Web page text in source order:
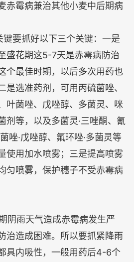
赤霉病兼治其他小麦中后期病
要抓好以下三个关键：一是
盛花期这5-7天是赤霉病防治
个最佳时期，以后多次用药也
是选准药剂，可用丙硫菌唑、
叶菌唑、戊唑醇、多菌灵、咪
剂等，以及多菌灵·三唑酮、氰
唑·戊唑醇、氟环唑·多菌灵等
使用加水喷雾；三是提高喷雾
匀喷雾，保护穗子不受赤霉病
雨天气造成赤霉病发生严
治造成困难。所以要抓紧降雨
具内吸性，一般用药后4-6个